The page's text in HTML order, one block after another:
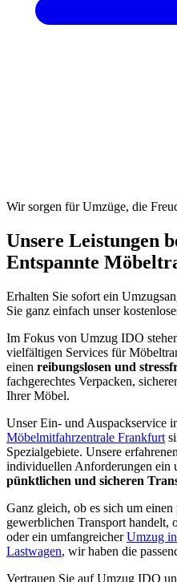
Wir sorgen für Umzüge, die
Unsere Leistungen
Entspannte
Erhalten Sie sofort ein
Sie ganz einfach unser
Im Fokus von Umzug IDO
vielfältigen Services für
einen reibungslosen und
fachgerechtes Verpacken,
Ihrer Möbel.
Unser Ein- und Auspackservice
Möbelmitfahrzentrale Frankfurt
Spezialgebiete. Unsere
individuellen Anforderungen ein
pünktlichen und sicheren
Ganz gleich, ob es sich um einen
gewerblichen Transport handelt,
oder ein umfangreicherUmzug
Lastwagen, wir haben die
Vertrauen Sie auf Umzug IDO